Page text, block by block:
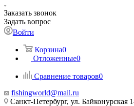
Заказать звонок
Задать вопрос
Войти
Корзина0
Отложенные0
Сравнение товаров0
fishingworld@mail.ru
Санкт-Петербург, ул.